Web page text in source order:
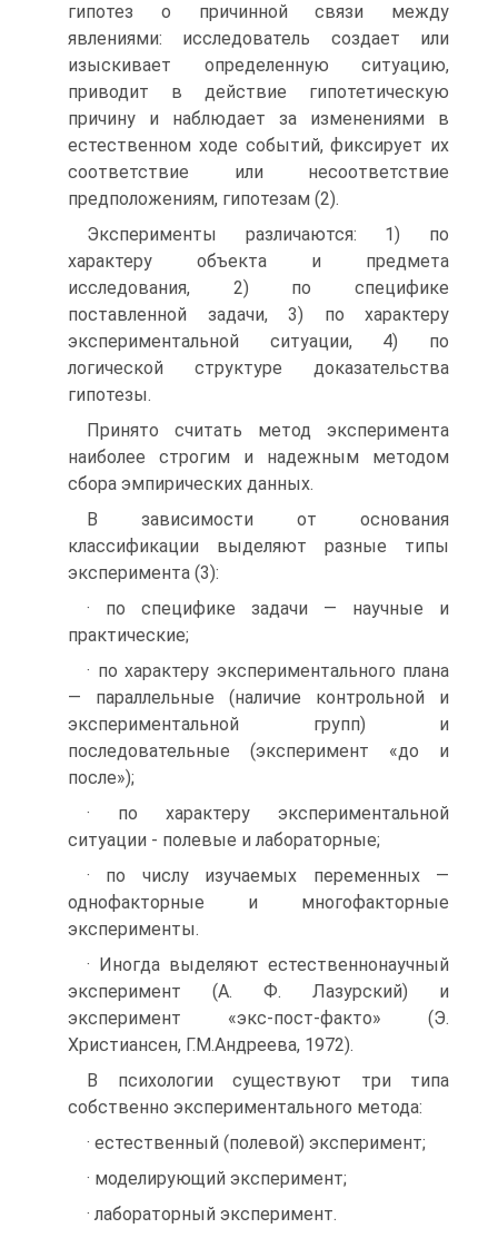
гипотез о причинной связи между
явлениями: исследователь создает или
изыскивает определенную ситуацию,
приводит в действие гипотетическую
причину и наблюдает за изменениями в
естественном ходе событий, фиксирует их
соответствие или несоответствие
предположениям, гипотезам (2).
Эксперименты различаются: 1) по
характеру объекта и предмета
исследования, 2) по специфике
поставленной задачи, 3) по характеру
экспериментальной ситуации, 4) по
логической структуре доказательства
гипотезы.
Принято считать метод эксперимента
наиболее строгим и надежным методом
сбора эмпирических данных.
В зависимости от основания
классификации выделяют разные типы
эксперимента (3):
· по специфике задачи — научные и
практические;
· по характеру экспериментального плана
— параллельные (наличие контрольной и
экспериментальной групп) и
последовательные (эксперимент «до и
после»);
· по характеру экспериментальной
ситуации - полевые и лабораторные;
· по числу изучаемых переменных —
однофакторные и многофакторные
эксперименты.
· Иногда выделяют естественнонаучный
эксперимент (А. Ф. Лазурский) и
эксперимент «экс-пост-факто» (Э.
Христиансен, Г.М.Андреева, 1972).
В психологии существуют три типа
собственно экспериментального метода:
· естественный (полевой) эксперимент;
· моделирующий эксперимент;
· лабораторный эксперимент.